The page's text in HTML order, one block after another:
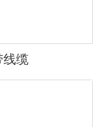
线缆